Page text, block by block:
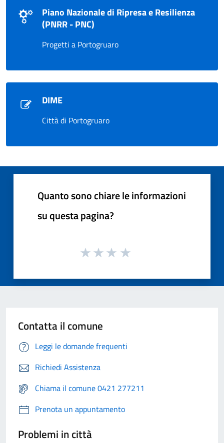
Piano Nazionale di Ripresa e Resilienza
(PNRR - PNC)
Progetti a Portogruaro
DIME
Città di Portogruaro
Quanto sono chiare le informazioni
su questa pagina?
Contatta il comune
Leggi le domande frequenti
Richiedi Assistenza
Chiama il comune 0421 277211
Prenota un appuntamento
Problemi in città